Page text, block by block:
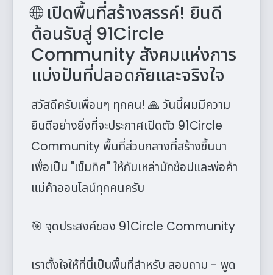
🌐 เปิดพื้นที่สร้างสรรค์! ยินดี
ต้อนรับสู่ 91Circle
Community สังคมแห่งการ
แบ่งปันที่ปลอดภัยและจริงใจ
สวัสดีครับเพื่อนๆ ทุกคน! 🙏 วันนี้ผมมีความ
ยินดีอย่างยิ่งที่จะประกาศเปิดตัว 91Circle
Community พื้นที่ส่วนกลางที่สร้างขึ้นมา
เพื่อเป็น "เข็มทิศ" ให้กับเหล่านักช้อปและพ่อค้า
แม่ค้าออนไลน์ทุกคนครับ
🎯 จุดประสงค์ของ 91Circle Community
เราตั้งใจให้ที่นี่เป็นพื้นที่สำหรับ สอบถาม - พูด